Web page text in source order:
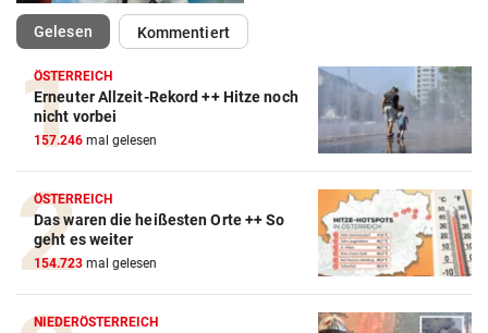
Gelesen(ausgewählt)Kommentiert
ÖSTERREICH
Erneuter Allzeit-Rekord ++ Hitze noch
nicht vorbei
157.246 mal gelesen
ÖSTERREICH
Das waren die heißesten Orte ++ So
geht es weiter
154.723 mal gelesen
NIEDERÖSTERREICH
Action-Cam Vergleich
ZUM VERGLEICH
Crosstrainer Vergleich
ZUM VERGLEICH
E-Bike Vergleich